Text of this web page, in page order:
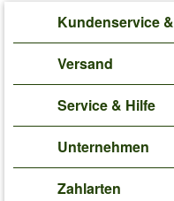
Kundenservice
Versand
Service & Hilfe
Unternehmen
Zahlarten